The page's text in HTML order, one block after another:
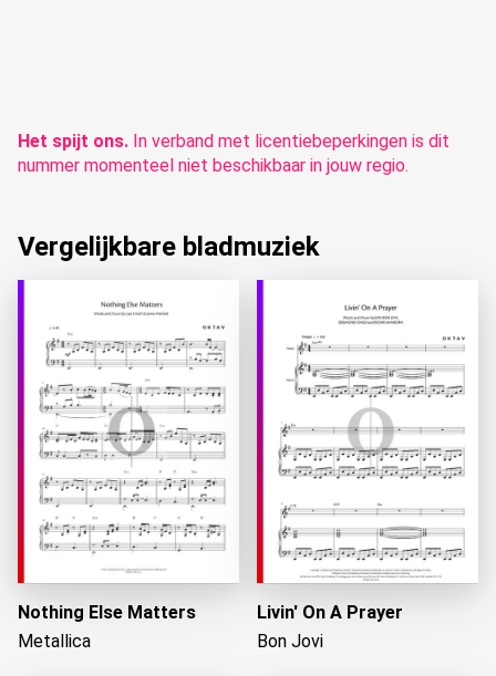
Het spijt ons. In verband met licentiebeperkingen is dit
nummer momenteel niet beschikbaar in jouw regio.
Vergelijkbare bladmuziek
Nothing Else Matters
Metallica
Livin' On A Prayer
Bon Jovi